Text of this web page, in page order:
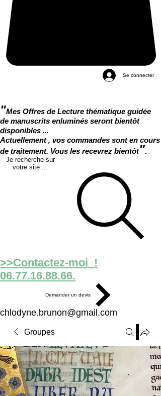
Se connecter
"Mes Offres de Lecture thématique guidée
de manuscrits enluminés seront bientôt
disponibles ...
Actuellement , vos commandes sont en cours
de traitement. Vous les recevrez bientôt".
Je recherche sur
votre site ...
>>Contactez-moi !
06.77.16.88.66.
Demander un devis
chlodyne.brunon@gmail.com
Groupes